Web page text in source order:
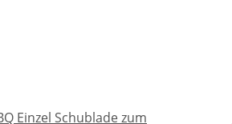
Einzel Schublade zum